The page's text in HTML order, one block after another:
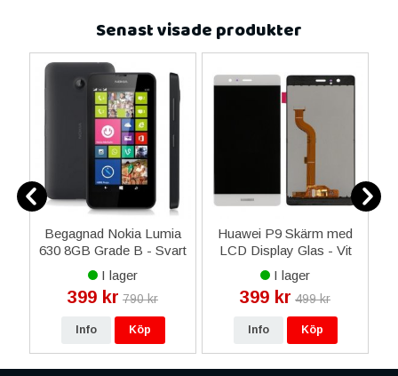
Senast visade produkter
Begagnad Nokia Lumia
630 8GB Grade B - Svart
I lager
399 kr 790 kr
Info Köp
Huawei P9 Skärm med
LCD Display Glas - Vit
I lager
399 kr 499 kr
Info Köp